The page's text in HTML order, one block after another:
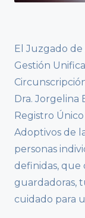
El Juzgado de
Gestión
Dra. Jorgelina
Registro
Adoptivos de
personas
definidas, que
guardadoras,
cuidado para